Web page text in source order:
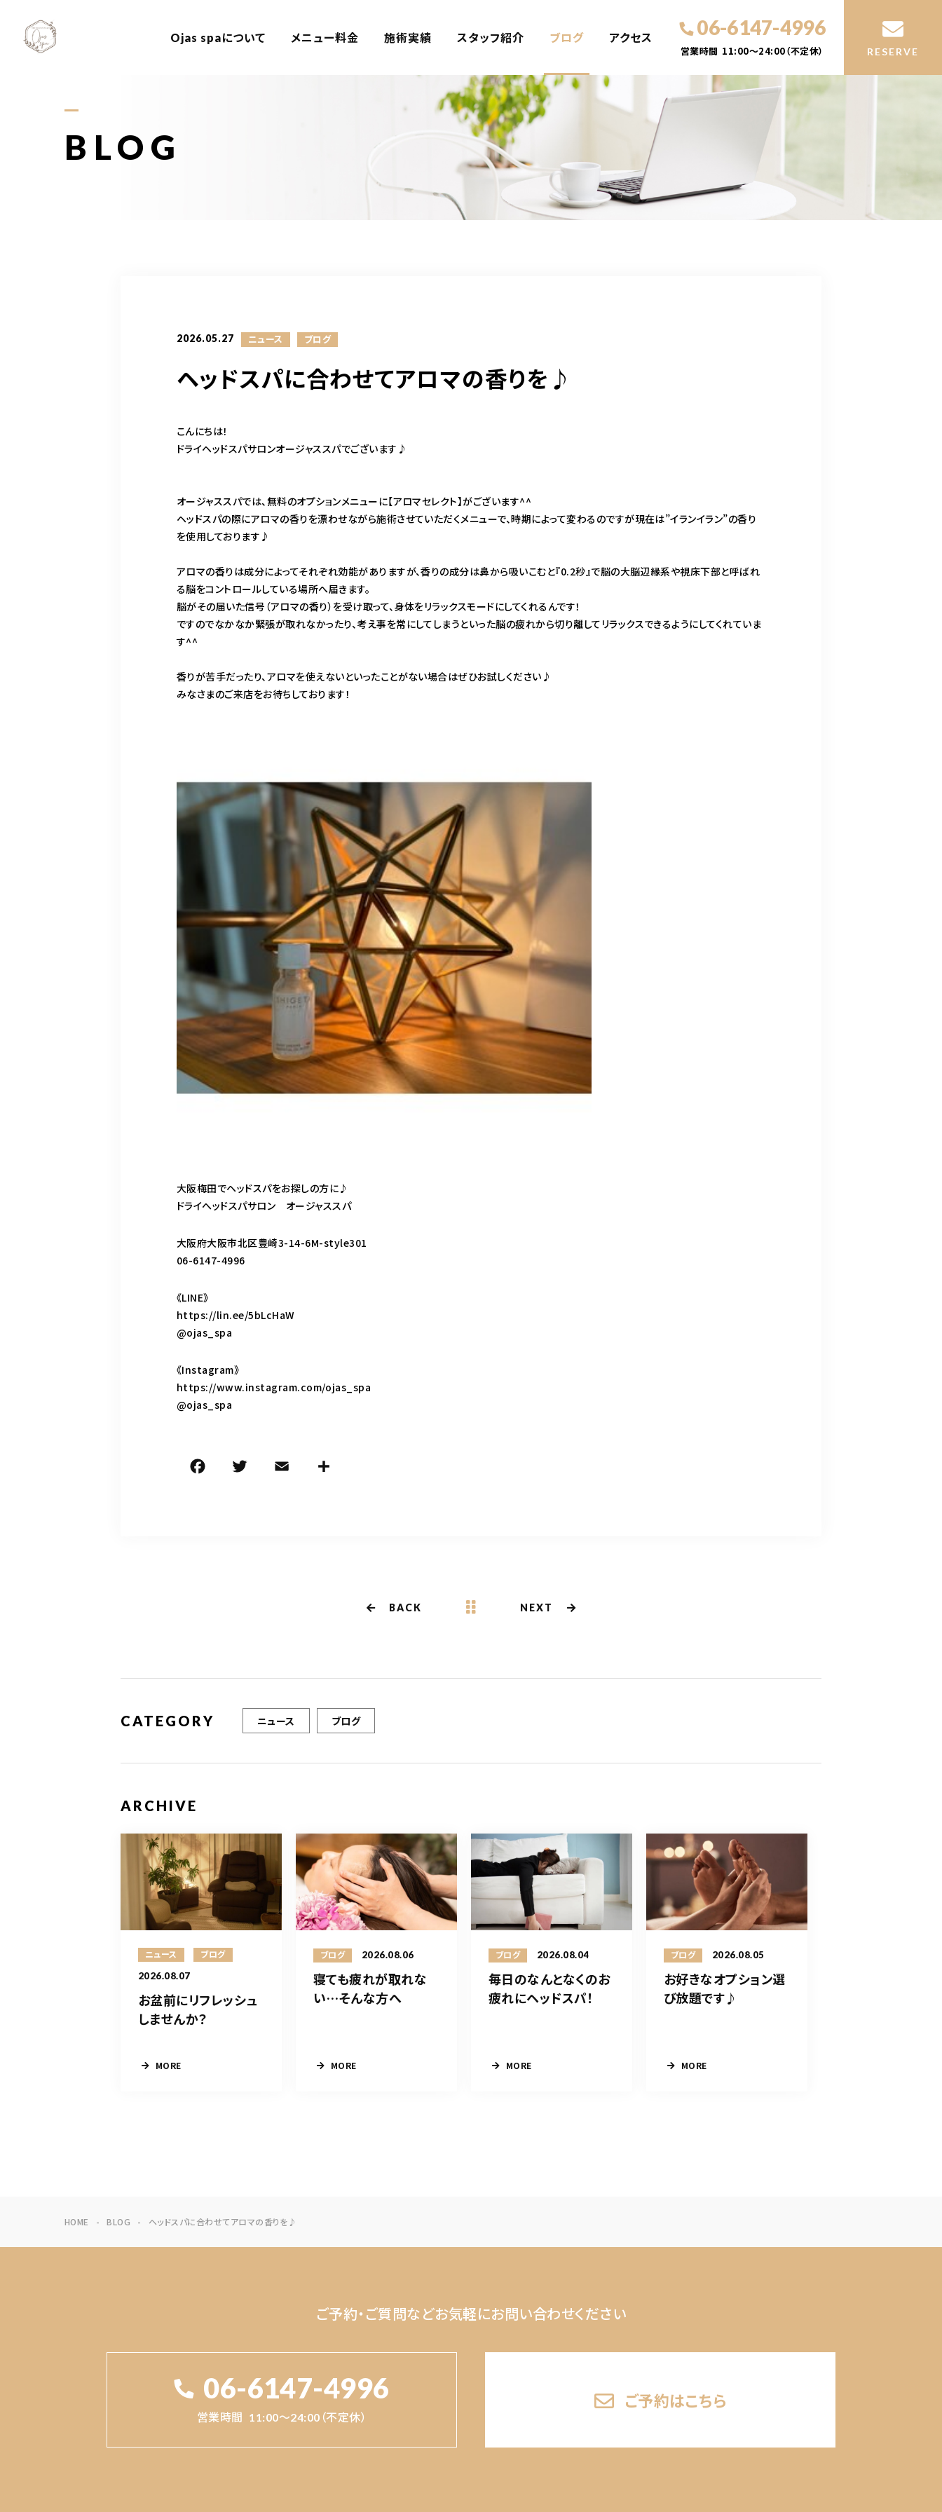
Ojas spaについて メニュー料金 施術実績 スタッフ紹介 ブログ アクセス 06-6147-4996
営業時間 11:00～24:00（不定休） RESERVE
BLOG
2026.05.27 ニュース ブログ
ヘッドスパに合わせてアロマの香りを♪
こんにちは！
ドライヘッドスパサロンオージャススパでございます♪
オージャススパでは、無料のオプションメニューに【アロマセレクト】がございます^^
ヘッドスパの際にアロマの香りを漂わせながら施術させていただくメニューで、時期によって変わるのですが現在は”イランイラン”の香り
を使用しております♪
アロマの香りは成分によってそれぞれ効能がありますが、香りの成分は鼻から吸いこむと『0.2秒』で脳の大脳辺縁系や視床下部と呼ばれ
る脳をコントロールしている場所へ届きます。
脳がその届いた信号（アロマの香り）を受け取って、身体をリラックスモードにしてくれるんです！
ですのでなかなか緊張が取れなかったり、考え事を常にしてしまうといった脳の疲れから切り離してリラックスできるようにしてくれていま
す^^
香りが苦手だったり、アロマを使えないといったことがない場合はぜひお試しください♪
みなさまのご来店をお待ちしております！
大阪梅田でヘッドスパをお探しの方に♪
ドライへッドスパサロン オージャススパ
大阪府大阪市北区豊崎3-14-6M-style301
06-6147-4996
《LINE》
https://lin.ee/5bLcHaW
@ojas_spa
《Instagram》
https://www.instagram.com/ojas_spa
@ojas_spa
BACK NEXT
CATEGORY ニュース ブログ
ARCHIVE
ニュース ブログ
2026.08.07
お盆前にリフレッシュ
しませんか？
MORE
ブログ 2026.08.06
寝ても疲れが取れな
い…そんな方へ
MORE
ブログ 2026.08.04
毎日のなんとなくのお
疲れにヘッドスパ！
MORE
ブログ 2026.08.05
お好きなオプション選
び放題です♪
MORE
HOME BLOG ヘッドスパに合わせてアロマの香りを♪
ご予約・ご質問などお気軽にお問い合わせください
06-6147-4996
営業時間 11:00～24:00（不定休）
ご予約はこちら